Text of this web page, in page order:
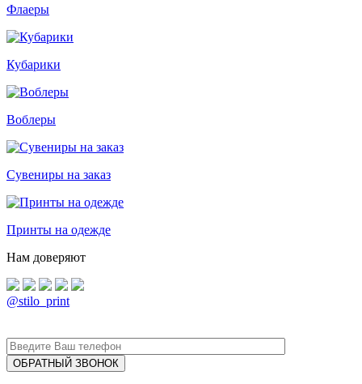
Флаеры
Кубарики
Воблеры
Сувениры на заказ
Принты на одежде
Нам доверяют
@stilo_print